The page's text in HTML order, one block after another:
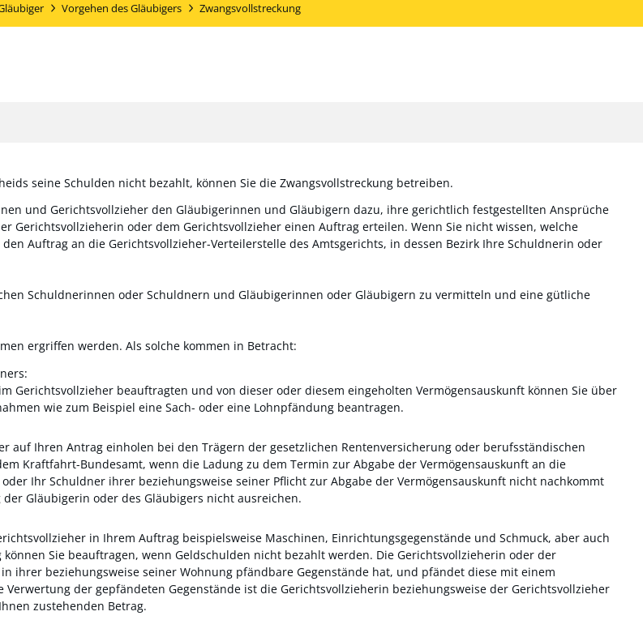
Vorgehen des Gläubigers Zwangsvollstreckung
seine Schulden nicht bezahlt, können Sie die Zwangsvollstreckung betreiben.
und Gerichtsvollzieher den Gläubigerinnen und Gläubigern dazu, ihre gerichtlich festgestellten Ansprüche
Gerichtsvollzieherin oder dem Gerichtsvollzieher einen Auftrag erteilen. Wenn Sie nicht wissen, welche
Auftrag an die Gerichtsvollzieher-Verteilerstelle des Amtsgerichts, in dessen Bezirk Ihre Schuldnerin oder
Schuldnerinnen oder Schuldnern und Gläubigerinnen oder Gläubigern zu vermitteln und eine gütliche
ergriffen werden. Als solche kommen in Betracht:
Gerichtsvollzieher beauftragten und von dieser oder diesem eingeholten Vermögensauskunft können Sie über
wie zum Beispiel eine Sach- oder eine Lohnpfändung beantragen.
auf Ihren Antrag einholen bei den Trägern der gesetzlichen Rentenversicherung oder berufsständischen
Kraftfahrt-Bundesamt, wenn die Ladung zu dem Termin zur Abgabe der Vermögensauskunft an die
Ihr Schuldner ihrer beziehungsweise seiner Pflicht zur Abgabe der Vermögensauskunft nicht nachkommt
Gläubigerin oder des Gläubigers nicht ausreichen.
in Ihrem Auftrag beispielsweise Maschinen, Einrichtungsgegenstände und Schmuck, aber auch
Sie beauftragen, wenn Geldschulden nicht bezahlt werden. Die Gerichtsvollzieherin oder der
ihrer beziehungsweise seiner Wohnung pfändbare Gegenstände hat, und pfändet diese mit einem
Verwertung der gepfändeten Gegenstände ist die Gerichtsvollzieherin beziehungsweise der Gerichtsvollzieher
zustehenden Betrag.